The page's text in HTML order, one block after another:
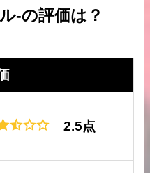
-の評価は？
2.5点